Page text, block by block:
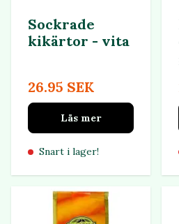
Sockrade
kikärtor - vita
26.95 SEK
Läs mer
Snart i lager!